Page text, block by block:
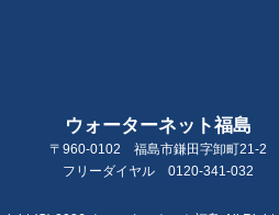
ウォーターネット福島
〒960-0102 福島市鎌田字卸町21-2
フリーダイヤル 0120-341-032